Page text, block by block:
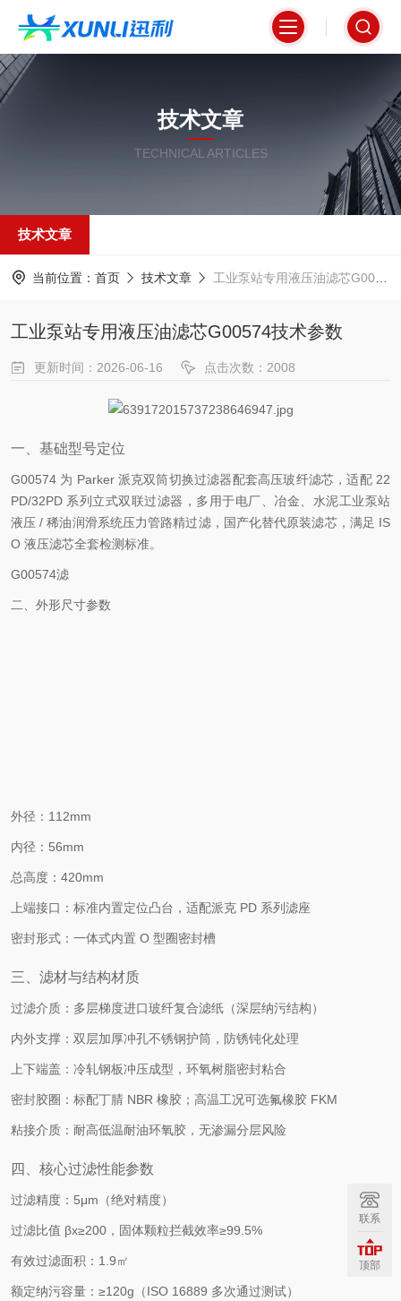
技术文章
TECHNICAL ARTICLES
技术文章
当前位置： 首页 技术文章 工业泵站专用液压油滤芯G00574技术参数
工业泵站专用液压油滤芯G00574技术参数
更新时间：2026-06-16 点击次数：2008
一、基础型号定位
G00574 为 Parker 派克双筒切换过滤器配套高压玻纤滤芯 ，适配 22
PD/32PD 系列立式双联过滤器，多用于电厂、冶金、水泥工业泵站
液压 / 稀油润滑系统压力管路精过滤，国产化替代原装滤芯，满足 IS
O 液压滤芯全套检测标准。
G00574滤
二、外形尺寸参数
外径：112mm
内径：56mm
总高度：420mm
上端接口：标准内置定位凸台，适配派克 PD 系列滤座
密封形式：一体式内置 O 型圈密封槽
三、滤材与结构材质
过滤介质：多层梯度进口玻纤复合滤纸（深层纳污结构）
内外支撑：双层加厚冲孔不锈钢护筒，防锈钝化处理
上下端盖：冷轧钢板冲压成型，环氧树脂密封粘合
密封胶圈：标配丁腈 NBR 橡胶；高温工况可选氟橡胶 FKM
粘接介质：耐高低温耐油环氧胶，无渗漏分层风险
四、核心过滤性能参数
过滤精度：5μm（绝对精度）
过滤比值 βx≥200，固体颗粒拦截效率≥99.5%
有效过滤面积：1.9㎡
额定纳污容量：≥120g（ISO 16889 多次通过测试）
联系
顶部